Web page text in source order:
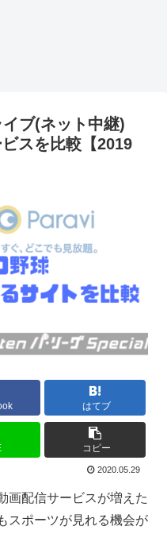
ブ(ネット中継)
スを比較【2019
はてブ
コピー
2020.05.29
画配信サービスが増えた
スポーツが見れる機会が